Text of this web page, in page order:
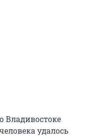
Владивостоке
удалось